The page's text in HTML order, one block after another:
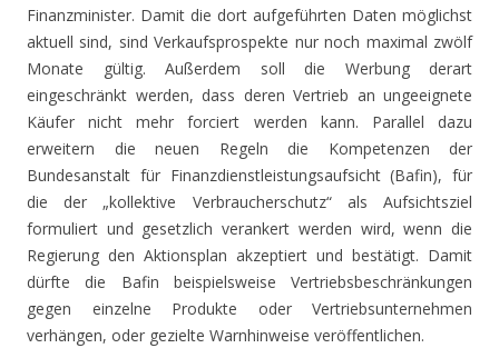
Finanzminister. Damit die dort aufgeführten Daten möglichst
aktuell sind, sind Verkaufsprospekte nur noch maximal zwölf
Monate gültig. Außerdem soll die Werbung derart
eingeschränkt werden, dass deren Vertrieb an ungeeignete
Käufer nicht mehr forciert werden kann. Parallel dazu
erweitern die neuen Regeln die Kompetenzen der
Bundesanstalt für Finanzdienstleistungsaufsicht (Bafin), für
die der „kollektive Verbraucherschutz“ als Aufsichtsziel
formuliert und gesetzlich verankert werden wird, wenn die
Regierung den Aktionsplan akzeptiert und bestätigt. Damit
dürfte die Bafin beispielsweise Vertriebsbeschränkungen
gegen einzelne Produkte oder Vertriebsunternehmen
verhängen, oder gezielte Warnhinweise veröffentlichen.